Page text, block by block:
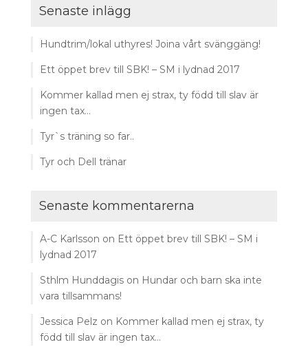
Senaste inlägg
Hundtrim/lokal uthyres! Joina vårt svänggäng!
Ett öppet brev till SBK! – SM i lydnad 2017
Kommer kallad men ej strax, ty född till slav är
ingen tax…
Tyr`s träning so far..
Tyr och Dell tränar
Senaste kommentarerna
A-C Karlsson on Ett öppet brev till SBK! – SM i
lydnad 2017
Sthlm Hunddagison Hundar och barn ska inte
vara tillsammans!
Jessica Pelz on Kommer kallad men ej strax, ty
född till slav är ingen tax…